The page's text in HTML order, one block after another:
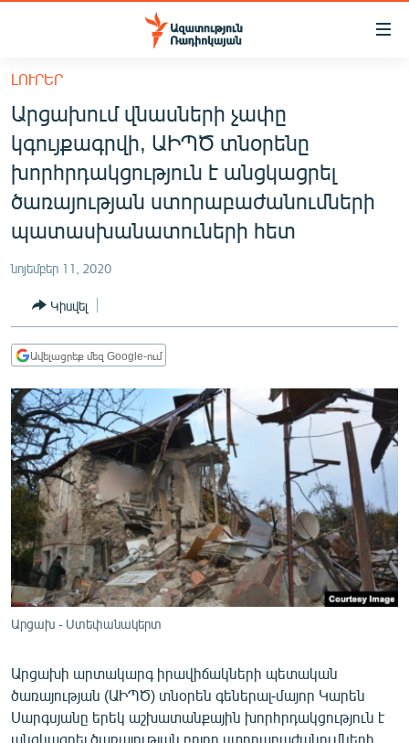
Մատչելիության
հիմնական
բովանդակությանը
Անցնել
հիմնական
մենյուին
Որոնում
ՀԱՅԱՍՏԱՆ
ՔԱՂԱՔԱԿԱՆ
ԸՆՏՐՈՒԹՅՈՒՆՆԵՐ 2026
ԻՐԱՎՈՒՆՔ
ՀԱՍԱՐԱԿՈՒԹՅՈՒՆ
ՂԱՐԱԲԱՂ
ՊԱՏԵՐԱԶՄԻ 6 ՇԱԲԱԹՆԵՐԸ
ՏԱՐԱԾԱՇՐՋԱՆ
ՄԻՋԱԶԳԱՅԻՆ
ՄՇԱԿՈՒՅԹ
ՍՊՈՐՏ
ՄԵԿՆԱԲԱՆՈՒԹՅՈՒՆ
ՏՏ ԵՒ ԻՆՏԵՐՆԵՏ
ԿՈՐՈՆԱՎԻՐՈՒՍ
ԱՐԽԻՎ
ԲԱՆԱՎԵՃ
ՁԳՏԵԼՈՎ ԼԱՎԱԳՈՒՅՆԻՆ
ԼՈՒՐԵՐ
Արցախում վնասների չափը
կգույքագրվի, ԱԻՊԾ տնօրենը
խորհրդակցություն է անցկացրել
ծառայության ստորաբաժանումների
պատասխանատուների հետ
նոյեմբեր 11, 2020
Կիսվել
Ավելացրեք մեզ Google-ում
Արցախ - Ստեփանակերտ
Արցախի արտակարգ իրավիճակների պետական
ծառայության (ԱԻՊԾ) տնօրեն գեներալ-մայոր Կարեն
Սարգսյանը երեկ աշխատանքային խորհրդակցություն է
անցկացրել ծառայության բոլոր ստորաբաժանումների